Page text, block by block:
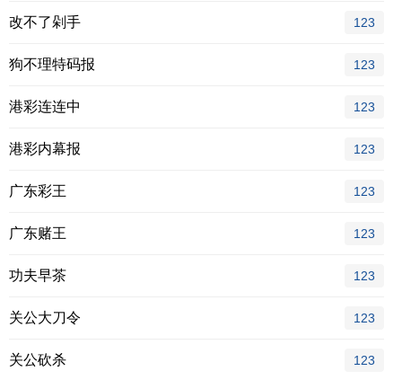
改不了剁手 123
狗不理特码报 123
港彩连连中 123
港彩内幕报 123
广东彩王 123
广东赌王 123
功夫早茶 123
关公大刀令 123
关公砍杀 123